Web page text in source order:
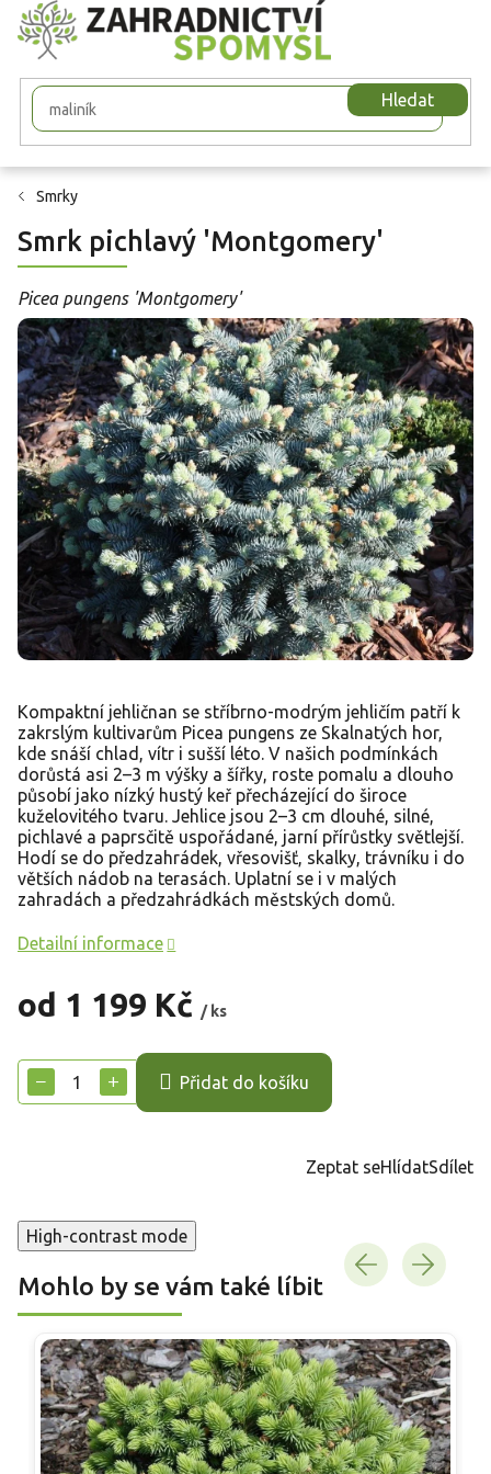
Přejít
na
obsah
Hledat
Smrky
Smrk pichlavý 'Montgomery'
Picea pungens 'Montgomery'
od 1 199 Kč / ks
cena:
+
− Přidat do košíku
Kompaktní jehličnan se stříbrno-modrým jehličím patří k
zakrslým kultivarům Picea pungens ze Skalnatých hor,
kde snáší chlad, vítr i sušší léto. V našich podmínkách
dorůstá asi 2–3 m výšky a šířky, roste pomalu a dlouho
působí jako nízký hustý keř přecházející do široce
kuželovitého tvaru. Jehlice jsou 2–3 cm dlouhé, silné,
pichlavé a paprsčitě uspořádané, jarní přírůstky světlejší.
Hodí se do předzahrádek, vřesovišť, skalky, trávníku i do
větších nádob na terasách. Uplatní se i v malých
zahradách a předzahrádkách městských domů.
Detailní informace
Zeptat seHlídatSdílet
High-contrast mode
Mohlo by se vám také líbit